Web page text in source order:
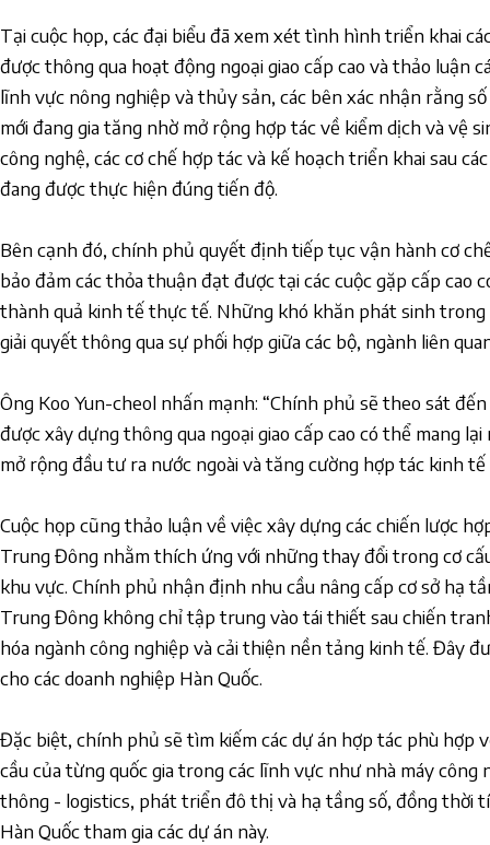
Tại cuộc họp, các đại biểu đã xem xét tình hình triển khai
được thông qua hoạt động ngoại giao cấp cao và thảo luận
lĩnh vực nông nghiệp và thủy sản, các bên xác nhận rằng
mới đang gia tăng nhờ mở rộng hợp tác về kiểm dịch và vệ
công nghệ, các cơ chế hợp tác và kế hoạch triển khai sau
đang được thực hiện đúng tiến độ.
Bên cạnh đó, chính phủ quyết định tiếp tục vận hành cơ
bảo đảm các thỏa thuận đạt được tại các cuộc gặp cấp cao
thành quả kinh tế thực tế. Những khó khăn phát sinh
giải quyết thông qua sự phối hợp giữa các bộ, ngành liên
Ông Koo Yun-cheol nhấn mạnh: “Chính phủ sẽ theo sát
được xây dựng thông qua ngoại giao cấp cao có thể mang
mở rộng đầu tư ra nước ngoài và tăng cường hợp tác kinh tế
Cuộc họp cũng thảo luận về việc xây dựng các chiến lược
Trung Đông nhằm thích ứng với những thay đổi trong cơ
khu vực. Chính phủ nhận định nhu cầu nâng cấp cơ sở hạ
Trung Đông không chỉ tập trung vào tái thiết sau chiến
hóa ngành công nghiệp và cải thiện nền tảng kinh tế. Đây
cho các doanh nghiệp Hàn Quốc.
Đặc biệt, chính phủ sẽ tìm kiếm các dự án hợp tác phù hợp
cầu của từng quốc gia trong các lĩnh vực như nhà máy công
thông - logistics, phát triển đô thị và hạ tầng số, đồng thời
Hàn Quốc tham gia các dự án này.